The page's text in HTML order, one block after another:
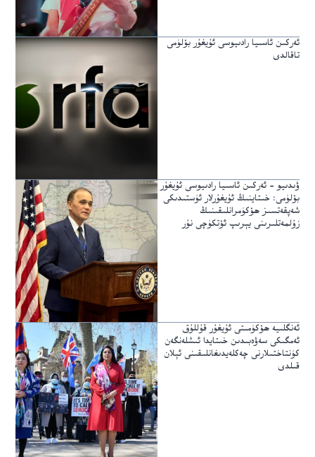
ئەركىن ئاسىيا رادىيوسى ئۇيغۇر بۆلۈمى
تاقالدى
ۋىدىيو – ئەركىن ئاسىيا رادىيوسى ئۇيغۇر
بۆلۈمى: خىتاينىڭ ئۇيغۇرلار ئۈستىدىكى
شەپقەتسىز ھۆكۈمرانلىقىنىڭ
زۇلمەتلىرىنى يېرىپ ئۆتكۈچى نۇر
ئەنگلىيە ھۆكۈمىتى ئۇيغۇر قۇللۇق
ئەمگىكى سەۋەبىدىن خىتايدا ئىشلەنگەن
كۈنتاختىلارنى چەكلەيدىغانلىقىنى ئېلان
قىلدى